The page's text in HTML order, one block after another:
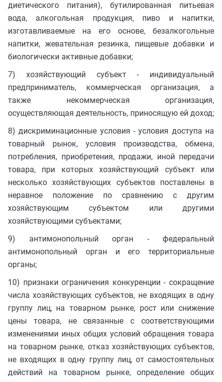
диетического питания), бутилированная питьевая
вода, алкогольная продукция, пиво и напитки,
изготавливаемые на его основе, безалкогольные
напитки, жевательная резинка, пищевые добавки и
биологически активные добавки;
7) хозяйствующий субъект - индивидуальный
предприниматель, коммерческая организация, а
также некоммерческая организация,
осуществляющая деятельность, приносящую ей доход;
8) дискриминационные условия - условия доступа на
товарный рынок, условия производства, обмена,
потребления, приобретения, продажи, иной передачи
товара, при которых хозяйствующий субъект или
несколько хозяйствующих субъектов поставлены в
неравное положение по сравнению с другим
хозяйствующим субъектом или другими
хозяйствующими субъектами;
9) антимонопольный орган - федеральный
антимонопольный орган и его территориальные
органы;
10) признаки ограничения конкуренции - сокращение
числа хозяйствующих субъектов, не входящих в одну
группу лиц, на товарном рынке, рост или снижение
цены товара, не связанные с соответствующими
изменениями иных общих условий обращения товара
на товарном рынке, отказ хозяйствующих субъектов,
не входящих в одну группу лиц, от самостоятельных
действий на товарном рынке, определение общих